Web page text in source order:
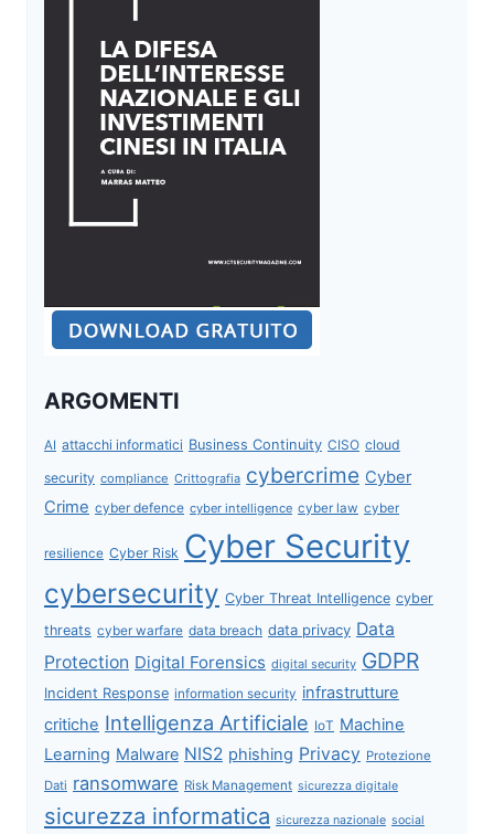
ARGOMENTI
AI attacchi informatici Business Continuity CISO cloud
security compliance Crittografia cybercrime Cyber
Crime cyber defence cyber intelligence cyber law cyber
resilience Cyber Risk Cyber Security
cybersecurity Cyber Threat Intelligence cyber
threats cyber warfare data breach data privacy Data
Protection Digital Forensics digital security GDPR
Incident Response information security infrastrutture
critiche Intelligenza Artificiale IoT Machine
Learning Malware NIS2 phishing Privacy Protezione
Dati ransomware Risk Management sicurezza digitale
sicurezza informatica sicurezza nazionale social